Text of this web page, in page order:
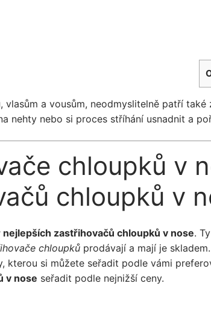
vlasům a vousům, neodmyslitelně patří
nehty nebo si proces stříhání usnadnit a
chloupků v
chloupků v
nejlepších zastřihovačů chloupků v nose.
chloupků prodávají a mají je
kterou si můžete seřadit podle vámi
v nose seřadit podle nejnižší ceny.